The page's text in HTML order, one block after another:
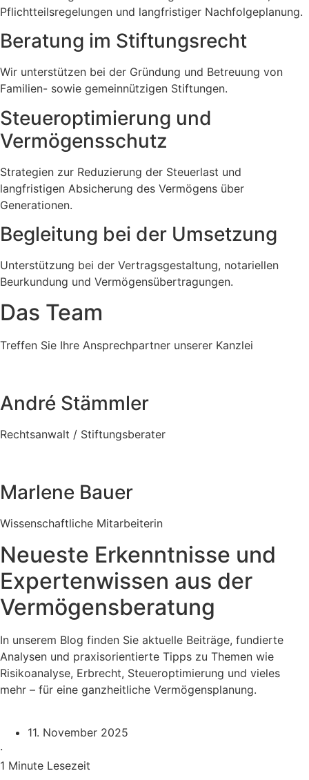
Pflichtteilsregelungen und langfristiger Nachfolgeplanung.
Beratung im Stiftungsrecht
Wir unterstützen bei der Gründung und Betreuung von
Familien- sowie gemeinnützigen Stiftungen.
Steueroptimierung und
Vermögensschutz
Strategien zur Reduzierung der Steuerlast und
langfristigen Absicherung des Vermögens über
Generationen.
Begleitung bei der Umsetzung
Unterstützung bei der Vertragsgestaltung, notariellen
Beurkundung und Vermögensübertragungen.
Das Team
Treffen Sie Ihre Ansprechpartner unserer Kanzlei
André Stämmler
Rechtsanwalt / Stiftungsberater
Marlene Bauer
Wissenschaftliche Mitarbeiterin
Neueste Erkenntnisse und
Expertenwissen aus der
Vermögensberatung
In unserem Blog finden Sie aktuelle Beiträge, fundierte
Analysen und praxisorientierte Tipps zu Themen wie
Risikoanalyse, Erbrecht, Steueroptimierung und vieles
mehr – für eine ganzheitliche Vermögensplanung.
11. November 2025
·
1 Minute Lesezeit